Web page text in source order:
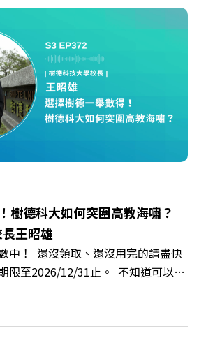
—— 你常在職場中感到焦慮、害怕
遭受不友善的對待或霸凌嗎？當工作
失敗的緊繃感成為日常，我們不能只
，更需要學會看透人際互動底層的
遠見 ON AIR》邀請到薩提爾模式溝
書《透視職場冰山》作者李崇義與謝
冰山理論」拆解職場上的對立與衝
替「批判」。即使在變動快速的AI時
被成敗輕易定義的強韌自我。 🔺 職
？🔺 如何用「冰山對話」看穿主管
？🔺 怎麼做到「好奇少一點、批判
代的職涯焦慮，如何把自我價值打
《透視職場冰山》新書介紹
book/BWL108🎂歡
搶下破天荒的獨家優惠
9e5pbz✨關注《遠見》更多的社
A4ELQpIG：
樹德科大如何突圍高教海嘯？
王昭雄
中！ 還沒領取、還沒用完的請盡快
限至2026/12/31止。 不知道可以在
網」【合作店家】專區，全台五千
馬上來找適用地點！ ➡️
—— 以上為 FMTaiwan 與